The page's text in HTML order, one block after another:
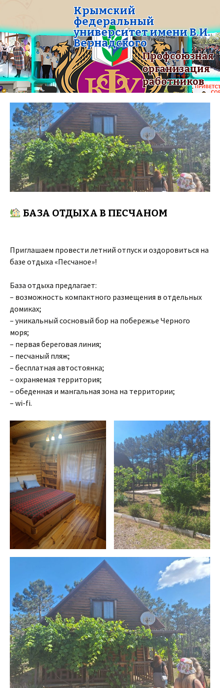
Крымский
федеральный
университет имени В.И.
Вернадского
Профсоюзная
организация
работников
БАЗА ОТДЫХА В ПЕСЧАНОМ
Приглашаем провести летний отпуск и оздоровиться на
базе отдыха «Песчаное»!
База отдыха предлагает:
– возможность компактного размещения в отдельных
домиках;
– уникальный сосновый бор на побережье Черного
моря;
– первая береговая линия;
– песчаный пляж;
– бесплатная автостоянка;
– охраняемая территория;
– обеденная и мангальная зона на территории;
– wi-fi.